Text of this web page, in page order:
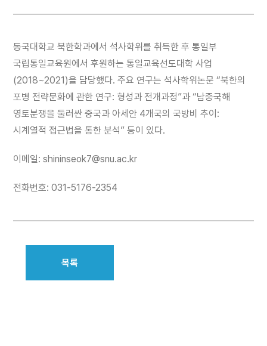
동국대학교 북한학과에서 석사학위를 취득한 후 통일부
국립통일교육원에서 후원하는 통일교육선도대학 사업
(2018~2021)을 담당했다. 주요 연구는 석사학위논문 “북한의
포병 전략문화에 관한 연구: 형성과 전개과정”과 “남중국해
영토분쟁을 둘러싼 중국과 아세안 4개국의 국방비 추이:
시계열적 접근법을 통한 분석” 등이 있다.
이메일: shininseok7@snu.ac.kr
전화번호: 031-5176-2354
목록